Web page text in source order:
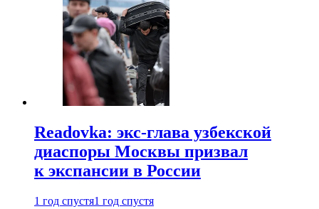
Readovka: экс-глава узбекской
диаспоры Москвы призвал
к экспансии в России
1 год спустя1 год спустя